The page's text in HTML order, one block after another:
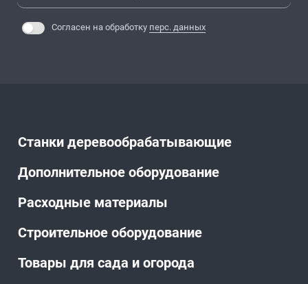
Станки деревообрабатывающие
Дополнительное оборудование
Расходные материалы
Строительное оборудование
Товары для сада и огорода
Согласен на обработку перс. данных